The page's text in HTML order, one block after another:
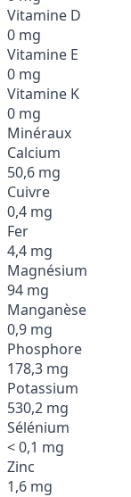
Vitamine D
0 mg
Vitamine E
0 mg
Vitamine K
0 mg
Minéraux
Calcium
50,6 mg
Cuivre
0,4 mg
Fer
4,4 mg
Magnésium
94 mg
Manganèse
0,9 mg
Phosphore
178,3 mg
Potassium
530,2 mg
Sélénium
< 0,1 mg
Zinc
1,6 mg